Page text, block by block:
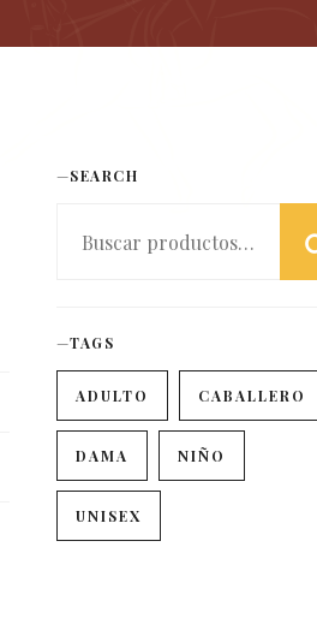
SEARCH
TAGS
ADULTO CABALLERO
DAMA NIÑO
UNISEX